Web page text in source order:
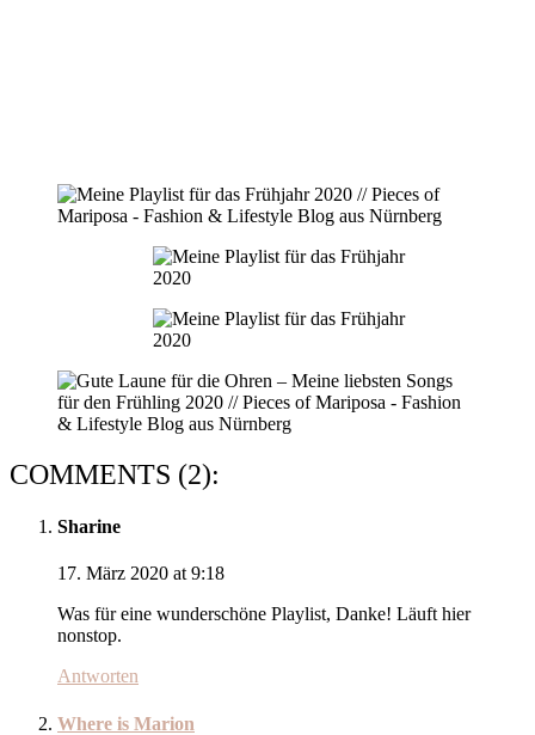
COMMENTS (2):
Sharine
17. März 2020 at 9:18
Was für eine wunderschöne Playlist, Danke! Läuft hier
nonstop.
Antworten
Where is Marion